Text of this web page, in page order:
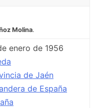
Molina.
enero de 1956
de Jaén